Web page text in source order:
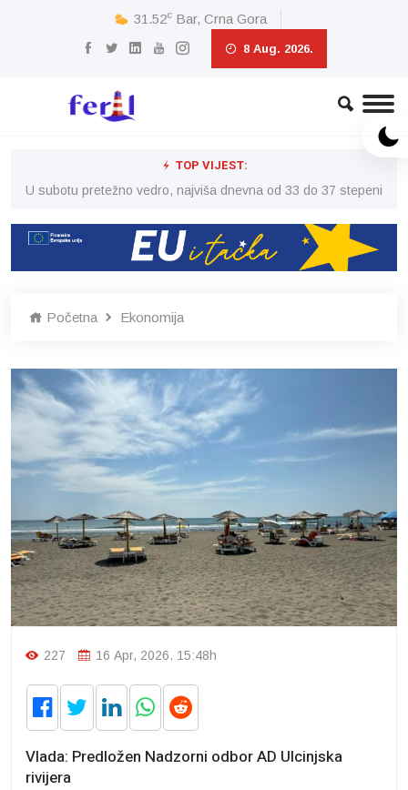
31.52c Bar, Crna Gora
8 Aug. 2026.
TOP VIJEST:
U subotu pretežno vedro, najviša dnevna od 33 do 37 stepeni
Početna Ekonomija
227 16 Apr, 2026. 15:48h
Vlada: Predložen Nadzorni odbor AD Ulcinjska
rivijera